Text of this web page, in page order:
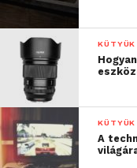
KÜTYÜK
KÜTYÜK
A